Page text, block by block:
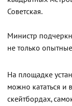
Советская.
Министр
не только
На площадке
можно кататься и
скейтбордах,